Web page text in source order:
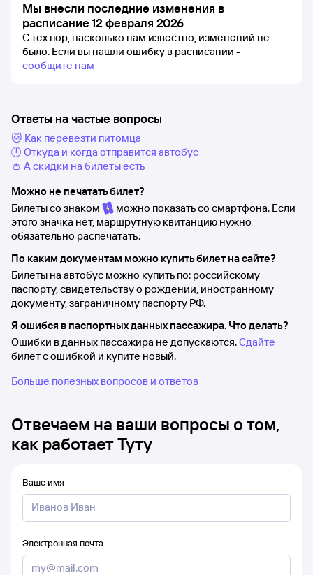
Мы внесли последние изменения в
расписание 12 февраля 2026
С тех пор, насколько нам известно, изменений не
было. Если вы нашли ошибку в расписании -
сообщите нам
Ответы на частые вопросы
🐱 Как перевезти питомца
🕔 Откуда и когда отправится автобус
👛 А скидки на билеты есть
Можно не печатать билет?
Билеты со знаком
можно показать со смартфона. Если
этого значка нет, маршрутную квитанцию нужно
обязательно распечатать.
По каким документам можно купить билет на сайте?
Билеты на автобус можно купить по: российскому
паспорту, свидетельству о рождении, иностранному
документу, заграничному паспорту РФ.
Я ошибся в паспортных данных пассажира. Что делать?
Ошибки в данных пассажира не допускаются.Сдайте
билет с ошибкой и купите новый.
Больше полезных вопросов и ответов
Отвечаем на ваши вопросы о том,
как работает Туту
Ваше имя
Электронная почта